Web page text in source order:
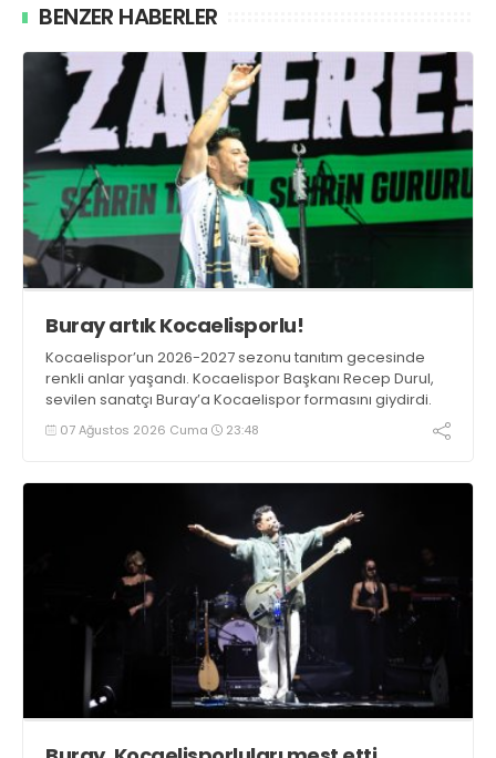
BENZER HABERLER
Buray artık Kocaelisporlu!
Kocaelispor’un 2026-2027 sezonu tanıtım gecesinde
renkli anlar yaşandı. Kocaelispor Başkanı Recep Durul,
sevilen sanatçı Buray’a Kocaelispor formasını giydirdi.
07 Ağustos 2026 Cuma 23:48